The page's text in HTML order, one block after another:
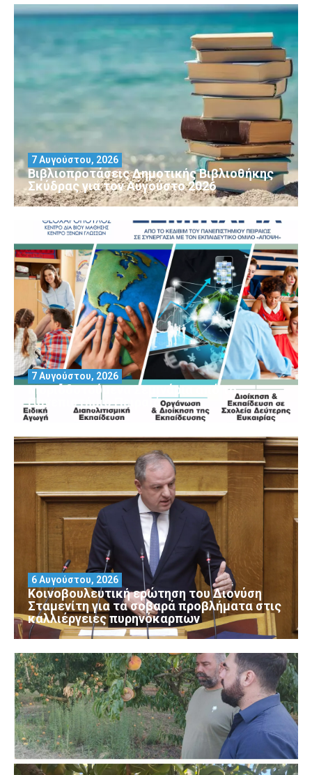
Βιβλιοπροτάσεις Δημοτικής Βιβλιοθήκης
Σκύδρας για τον Αύγούστο 2026
7 Αυγούστου, 2026
Μοριοδοτούμενα Σεμινάρια από το
Πανεπιστήμιο Πειραιά
7 Αυγούστου, 2026
Κοινοβουλευτική ερώτηση του Διονύση
Σταμενίτη για τα σοβαρά προβλήματα στις
καλλιέργειες πυρηνόκαρπων
6 Αυγούστου, 2026